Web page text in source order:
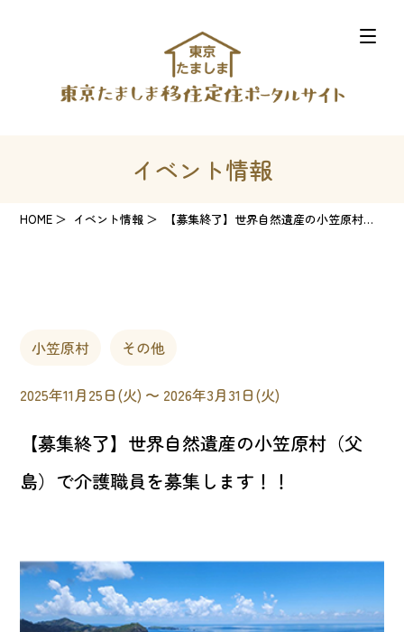
イベント情報
HOME イベント情報 【募集終了】世界自然遺産の小笠原村（父島）で介護職員を募集します！！
小笠原村 その他
2025年11月25日(火) 〜 2026年3月31日(火)
【募集終了】世界自然遺産の小笠原村（父
島）で介護職員を募集します！！